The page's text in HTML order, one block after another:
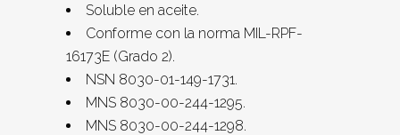
Soluble en aceite.
Conforme con la norma MIL-RPF-
16173E (Grado 2).
NSN 8030-01-149-1731.
MNS 8030-00-244-1295.
MNS 8030-00-244-1298.